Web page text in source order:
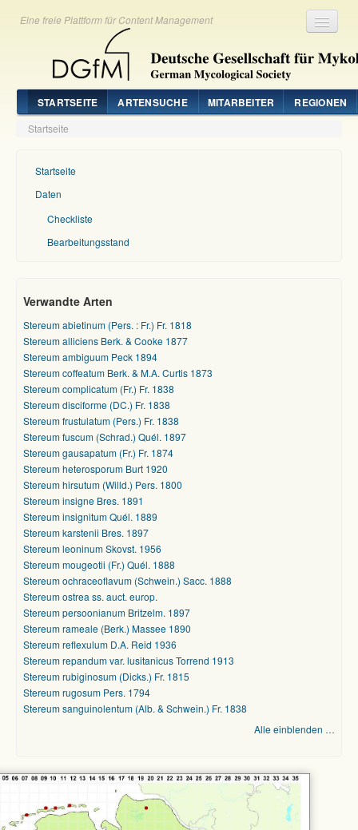
Eine freie Plattform für Content Management
STARTSEITE ARTENSUCHE MITARBEITER REGIONEN
Startseite
Startseite
Daten
Checkliste
Bearbeitungsstand
Verwandte Arten
Stereum abietinum (Pers. : Fr.) Fr. 1818
Stereum alliciens Berk. & Cooke 1877
Stereum ambiguum Peck 1894
Stereum coffeatum Berk. & M.A. Curtis 1873
Stereum complicatum (Fr.) Fr. 1838
Stereum disciforme (DC.) Fr. 1838
Stereum frustulatum (Pers.) Fr. 1838
Stereum fuscum (Schrad.) Quél. 1897
Stereum gausapatum (Fr.) Fr. 1874
Stereum heterosporum Burt 1920
Stereum hirsutum (Willd.) Pers. 1800
Stereum insigne Bres. 1891
Stereum insignitum Quél. 1889
Stereum karstenii Bres. 1897
Stereum leoninum Skovst. 1956
Stereum mougeotii (Fr.) Quél. 1888
Stereum ochraceoflavum (Schwein.) Sacc. 1888
Stereum ostrea ss. auct. europ.
Stereum persoonianum Britzelm. 1897
Stereum rameale (Berk.) Massee 1890
Stereum reflexulum D.A. Reid 1936
Stereum repandum var. lusitanicus Torrend 1913
Stereum rubiginosum (Dicks.) Fr. 1815
Stereum rugosum Pers. 1794
Stereum sanguinolentum (Alb. & Schwein.) Fr. 1838
Alle einblenden …